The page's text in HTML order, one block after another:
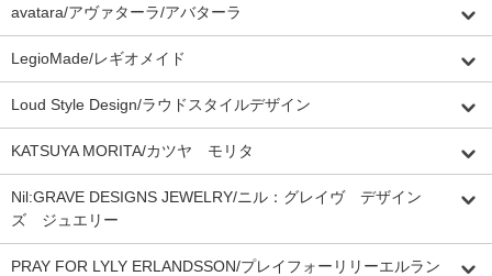
avatara/アヴァターラ/アバターラ
LegioMade/レギオメイド
Loud Style Design/ラウドスタイルデザイン
KATSUYA MORITA/カツヤ モリタ
Nil:GRAVE DESIGNS JEWELRY/ニル：グレイヴ デザイン
ズ ジュエリー
PRAY FOR LYLY ERLANDSSON/プレイフォーリリーエルラン